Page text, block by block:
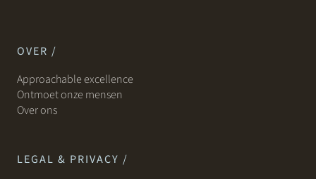
OVER /
Approachable excellence
Ontmoet onze mensen
Over ons
LEGAL & PRIVACY /